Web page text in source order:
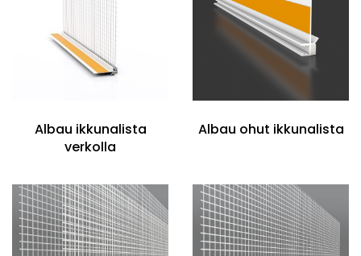
Albau ikkunalista
verkolla
Albau ohut ikkunalista